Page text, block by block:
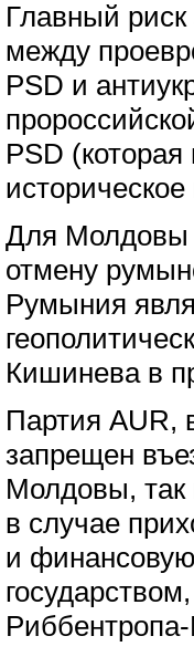
Главный
между
PSD и
PSD
Для Молдовы
отмену
Румыния
Кишинева в
Партия AUR,
запрещен
Молдовы, так
в случае
и